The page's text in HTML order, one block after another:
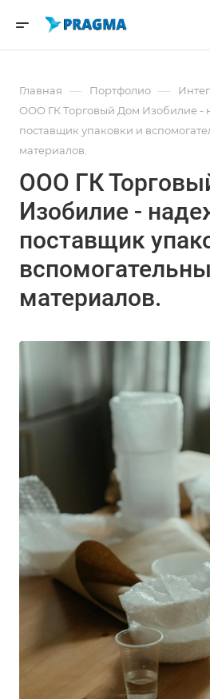
Главная — Портфолио —
ООО ГК Торговый Дом Изобилие -
поставщик упаковки и
материалов.
ООО ГК
Изобилие -
поставщик
материалов.